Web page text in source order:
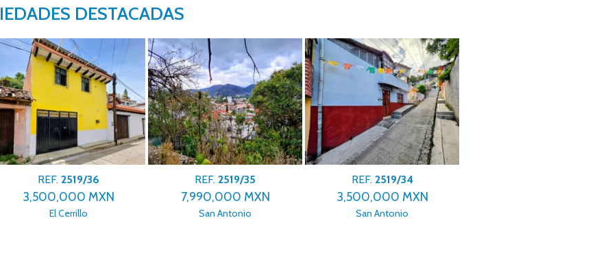
DESTACADAS
REF.2519/35
7,990,000 MXN
San Antonio
REF. 2519/34
3,500,000 MXN
San Antonio
REF.2519/17
2,950,000 MXN
El Relicario